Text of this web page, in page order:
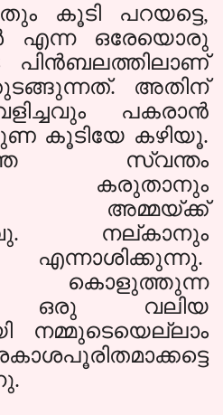
കൂടി പറയട്ടെ,
എന്ന ഒരേയൊരു
അതിന്
പകരാന്‍
കൂടിയേ കഴിയൂ.
സ്വന്തം
കരുതാനും
അമ്മയ്ക്ക്
നല്കാനും
എന്നാശിക്കുന്നു.
കൊളുത്തുന്ന
ഒരു വലിയ
നമ്മുടെയെല്ലാം